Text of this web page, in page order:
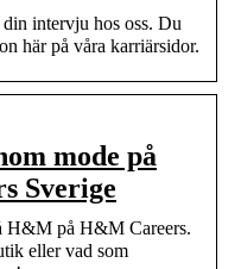
intervju hos oss. Du
här på våra karriärsidor.
mode på
Sverige
H&M på H&M Careers.
eller vad som